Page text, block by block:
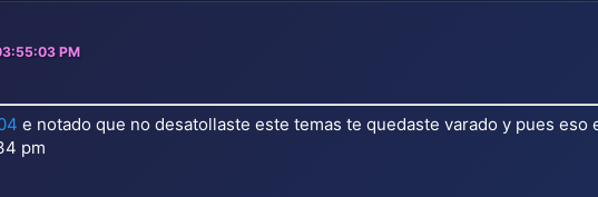
PM
e notado que no desatollaste este temas te quedaste varado y pues
pm